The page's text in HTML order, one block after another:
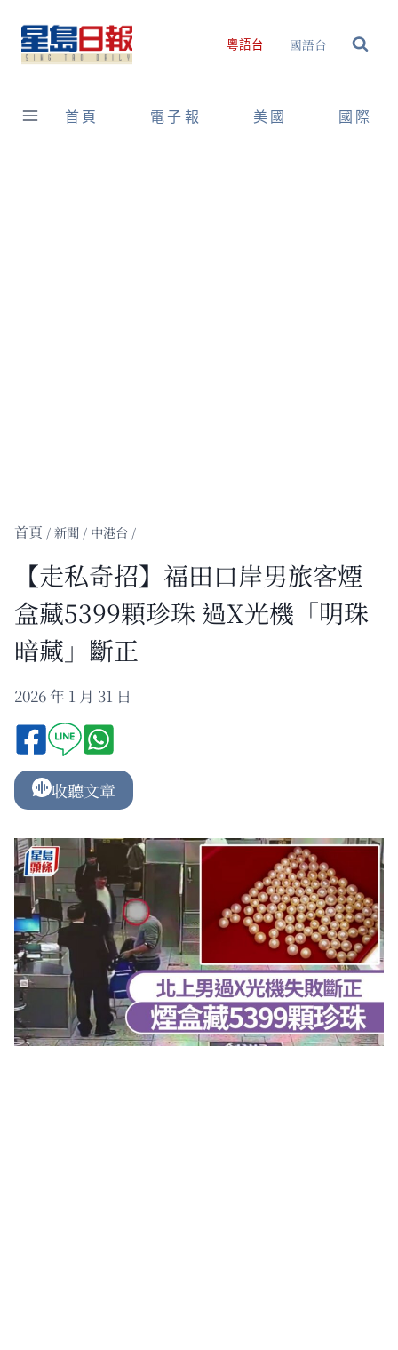
content
粵語台 國語台
首頁 電子報 美國 國際
/新聞 / 中港台 /
【走私奇招】福田口岸男旅客煙
盒藏5399顆珍珠 過X光機「明珠
暗藏」斷正
2026 年 1 月 31 日
收聽文章